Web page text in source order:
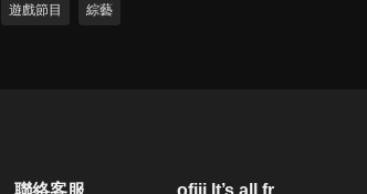
遊戲節目 綜藝
聯絡客服